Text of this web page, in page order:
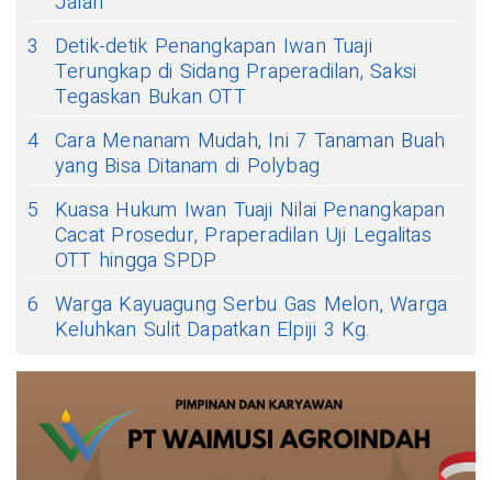
3
Detik-detik Penangkapan Iwan Tuaji
Terungkap di Sidang Praperadilan, Saksi
Tegaskan Bukan OTT
4 Cara Menanam Mudah, Ini 7 Tanaman Buah
yang Bisa Ditanam di Polybag
5
Kuasa Hukum Iwan Tuaji Nilai Penangkapan
Cacat Prosedur, Praperadilan Uji Legalitas
OTT hingga SPDP
6 Warga Kayuagung Serbu Gas Melon, Warga
Keluhkan Sulit Dapatkan Elpiji 3 Kg.